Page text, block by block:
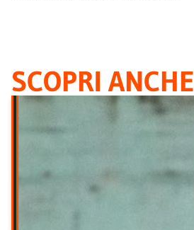
SCOPRI ANCHE